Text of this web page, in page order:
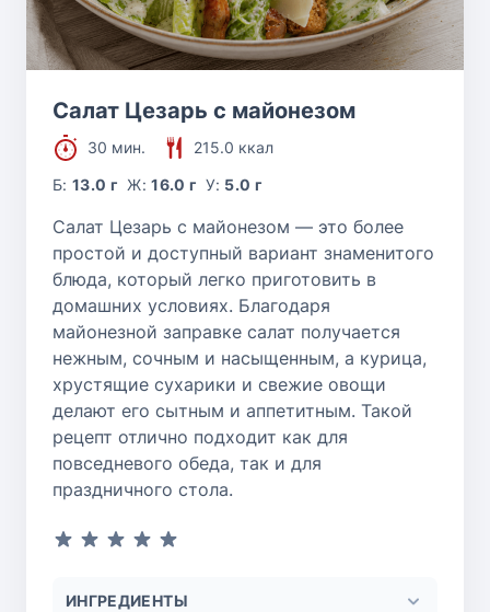
Салат Цезарь с майонезом
30 мин.
215.0 ккал
Б:13.0 г Ж:16.0 г У: 5.0 г
Салат Цезарь с майонезом — это более
простой и доступный вариант знаменитого
блюда, который легко приготовить в
домашних условиях. Благодаря
майонезной заправке салат получается
нежным, сочным и насыщенным, а курица,
хрустящие сухарики и свежие овощи
делают его сытным и аппетитным. Такой
рецепт отлично подходит как для
повседневого обеда, так и для
праздничного стола.
ИНГРЕДИЕНТЫ